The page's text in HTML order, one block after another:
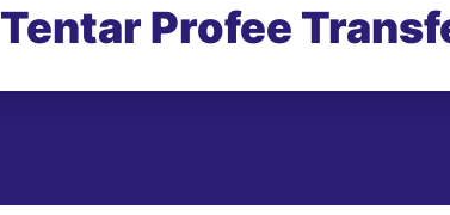
Tentar Profee